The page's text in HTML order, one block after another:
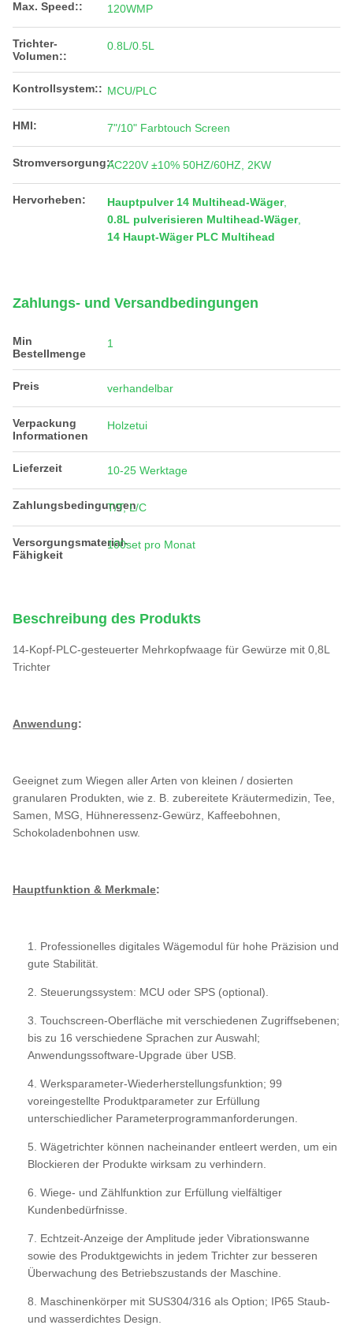
Max. Speed:: 120WMP
Trichter-
Volumen::
0.8L/0.5L
Kontrollsystem:: MCU/PLC
HMI: 7"/10" Farbtouch Screen
Stromversorgung::AC220V ±10% 50HZ/60HZ, 2KW
Hervorheben: Hauptpulver 14 Multihead-Wäger,
0.8L pulverisieren Multihead-Wäger,
14 Haupt-Wäger PLC Multihead
Zahlungs- und Versandbedingungen
Min
Bestellmenge
1
Preis verhandelbar
Verpackung
Informationen
Holzetui
Lieferzeit 10-25 Werktage
Zahlungsbedingungen
T/T, L/C
Versorgungsmaterial-
Fähigkeit
100set pro Monat
Beschreibung des Produkts
14-Kopf-PLC-gesteuerter Mehrkopfwaage für Gewürze mit 0,8L
Trichter
Anwendung:
Geeignet zum Wiegen aller Arten von kleinen / dosierten
granularen Produkten, wie z. B. zubereitete Kräutermedizin, Tee,
Samen, MSG, Hühneressenz-Gewürz, Kaffeebohnen,
Schokoladenbohnen usw.
Hauptfunktion & Merkmale:
1. Professionelles digitales Wägemodul für hohe Präzision und
gute Stabilität.
2. Steuerungssystem: MCU oder SPS (optional).
3. Touchscreen-Oberfläche mit verschiedenen Zugriffsebenen;
bis zu 16 verschiedene Sprachen zur Auswahl;
Anwendungssoftware-Upgrade über USB.
4. Werksparameter-Wiederherstellungsfunktion; 99
voreingestellte Produktparameter zur Erfüllung
unterschiedlicher Parameterprogrammanforderungen.
5. Wägetrichter können nacheinander entleert werden, um ein
Blockieren der Produkte wirksam zu verhindern.
6. Wiege- und Zählfunktion zur Erfüllung vielfältiger
Kundenbedürfnisse.
7. Echtzeit-Anzeige der Amplitude jeder Vibrationswanne
sowie des Produktgewichts in jedem Trichter zur besseren
Überwachung des Betriebszustands der Maschine.
8. Maschinenkörper mit SUS304/316 als Option; IP65 Staub-
und wasserdichtes Design.